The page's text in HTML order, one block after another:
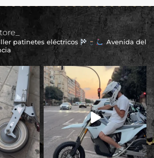
patinetes eléctricos
Avenida del